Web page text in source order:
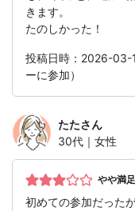
きます。
たのしかった！
投稿日時：2026-03-
ーに参加）
たたさん
30代｜女性
やや満足
初めての参加だった